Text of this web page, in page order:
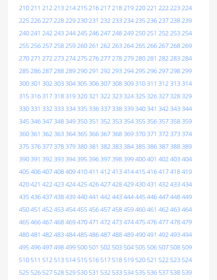
210211 212213214215216217218219220221 222223224
225226227228229230231 232233234235236237238239
240241 242243244245246247248249250251 252253254
255256257258259260261 262263264265266267268269
270271 272273274275276277278279280281 282283284
285286287288289290291 292293294295296297298299
300301 302303304305306307308309310311 312313314
315316317318319320321 322323324325326327328329
330331 332333334335336337338339340341 342343344
345346347348349350351 352353354355356357358359
360361 362363364365366367368369370371 372373374
375376377378379380381 382383384385386387388389
390391 392393394395396397398399400401 402403404
405406407408409410411 412413414415416417418419
420421 422423424425426427428429430431 432433434
435436437438439440441 442443444445446447448449
450451 452453454455456457458459460461 462463464
465466467468469470471 472473474475476477478479
480481 482483484485486487488489490491 492493494
495496497498499 500 501 502 503 504 505 506 507 508 509
510 511 512 513 514 515 516 517 518 519 520 521 522 523 524
525 526 527 528 529 530 531 532 533 534 535 536 537 538 539